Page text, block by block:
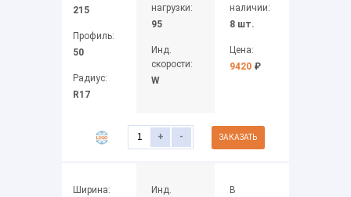
215
Профиль:
50
Радиус:
R17
нагрузки:
95
Инд.
скорости:
W
наличии:
8 шт.
Цена:
9420 ₽
+ - ЗАКАЗАТЬ
Ширина:
Инд.
В